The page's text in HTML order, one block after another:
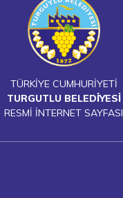
TÜRKİYE CUMHURİYETİ
TURGUTLU BELEDİYESİ
RESMİ İNTERNET SAYFASI